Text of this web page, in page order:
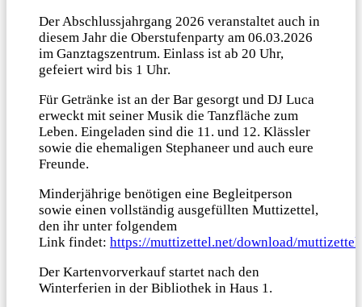
Der Abschlussjahrgang 2026 veranstaltet auch in
diesem Jahr die Oberstufenparty am 06.03.2026
im Ganztagszentrum. Einlass ist ab 20 Uhr,
gefeiert wird bis 1 Uhr.
Für Getränke ist an der Bar gesorgt und DJ Luca
erweckt mit seiner Musik die Tanzfläche zum
Leben. Eingeladen sind die 11. und 12. Klässler
sowie die ehemaligen Stephaneer und auch eure
Freunde.
Minderjährige benötigen eine Begleitperson
sowie einen vollständig ausgefüllten Muttizettel,
den ihr unter folgendem
Link findet: https://muttizettel.net/download/
Der Kartenvorverkauf startet nach den
Winterferien in der Bibliothek in Haus 1.